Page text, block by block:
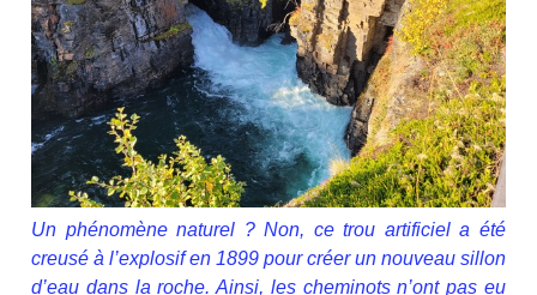
Un phénomène naturel ? Non, ce trou artificiel a été
creusé à l’explosif en 1899 pour créer un nouveau sillon
d’eau dans la roche. Ainsi, les cheminots n’ont pas eu